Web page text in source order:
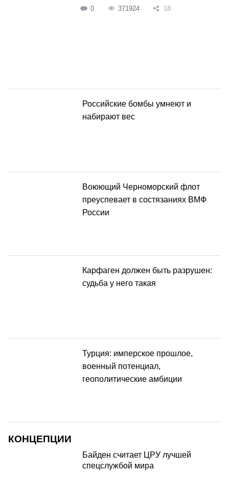
0 371924 18
Российские бомбы умнеют и
набирают вес
Воюющий Черноморский флот
преуспевает в состязаниях ВМФ
России
Карфаген должен быть разрушен:
судьба у него такая
Турция: имперское прошлое,
военный потенциал,
геополитические амбиции
КОНЦЕПЦИИ
Байден считает ЦРУ лучшей
спецслужбой мира